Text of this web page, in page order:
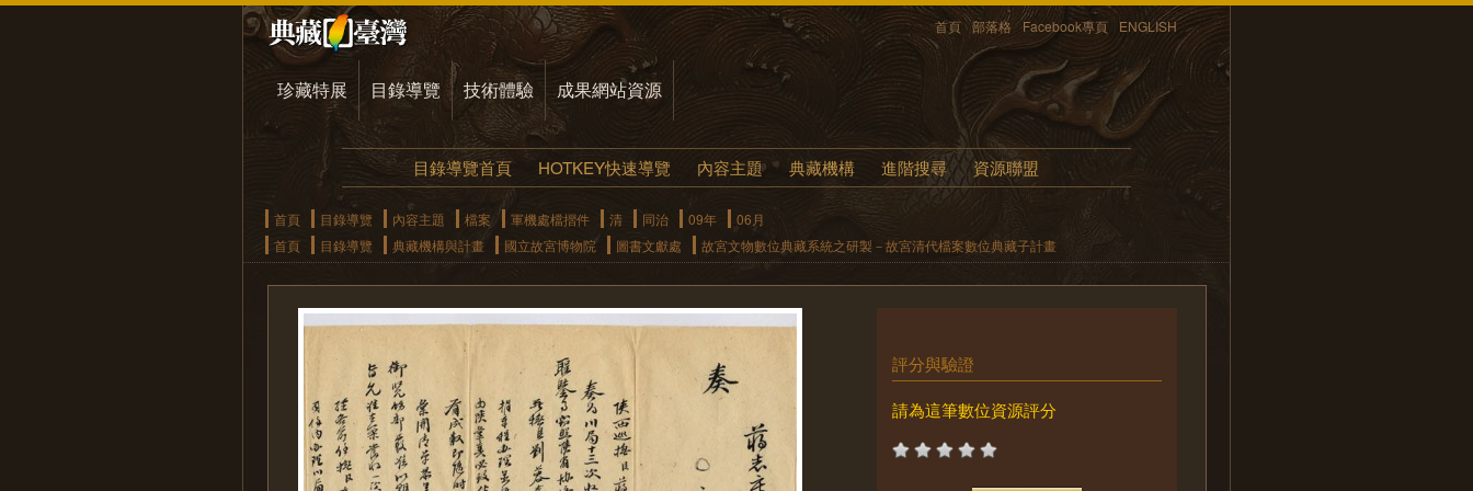
首頁 部落格 Facebook專頁 ENGLISH
珍藏特展 目錄導覽 技術體驗 成果網站資源
目錄導覽首頁 HOTKEY快速導覽 內容主題 典藏機構 進階搜尋 資源聯盟
首頁 目錄導覽 內容主題 檔案 軍機處檔摺件 清 同治 09年
06月
首頁
目錄導覽 典藏機構與計畫 國立故宮博物院 圖書文獻處 故宮文物數位典藏系統之研製－故宮清代檔案數位典藏子計畫
評分與驗證
請為這筆數位資源評分